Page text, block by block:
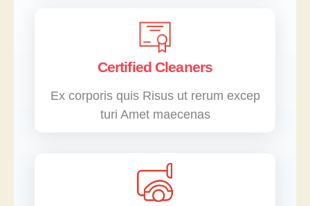
Certified Cleaners
Ex corporis quis Risus ut rerum excep
turi Amet maecenas